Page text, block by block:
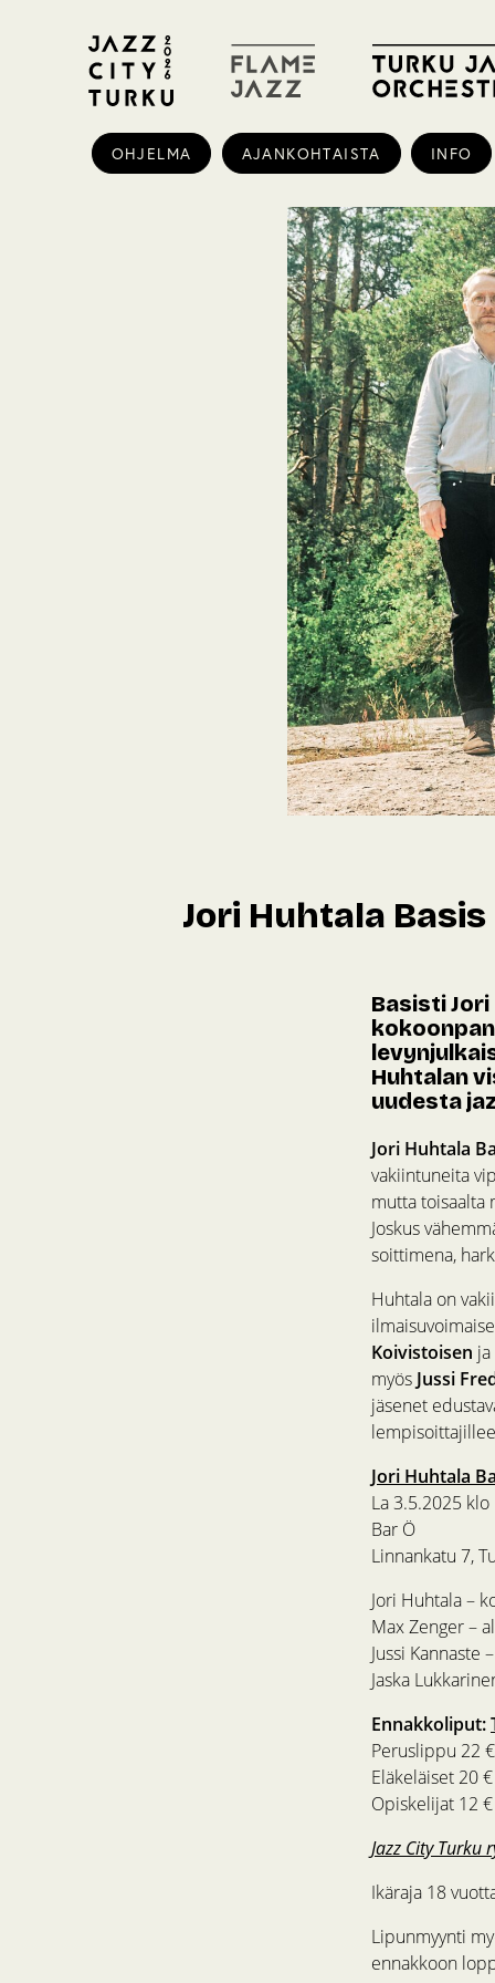
OHJELMA AJANKOHTAISTA INFO
Jori Huhtala
Basisti
Huhtalan
uudesta
Jori Huhtala
vakiintuneita
mutta toisaalta
Joskus
soittimena,
Huhtala on
Koivistoisen ja
myös Jussi
jäsenet
Jori Huhtala
La 3.5.2025 klo
Bar Ö
Linnankatu 7,
Jori Huhtala –
Max Zenger –
Jussi Kannaste
Jaska
Ennakkoliput:
Peruslippu 22 €
Eläkeläiset 20 €
Opiskelijat 12 €
Jazz City Turku
Ikäraja 18
Lipunmyynti
ennakkoon